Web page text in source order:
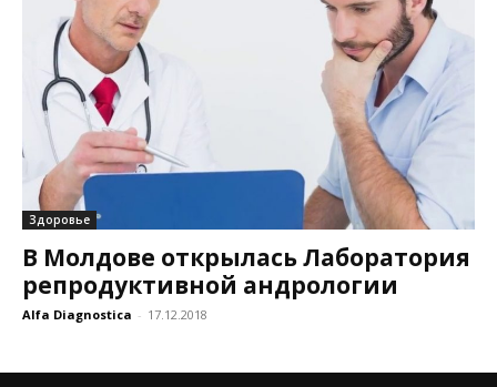
Здоровье
В Молдове открылась Лаборатория
репродуктивной андрологии
Alfa Diagnostica - 17.12.2018